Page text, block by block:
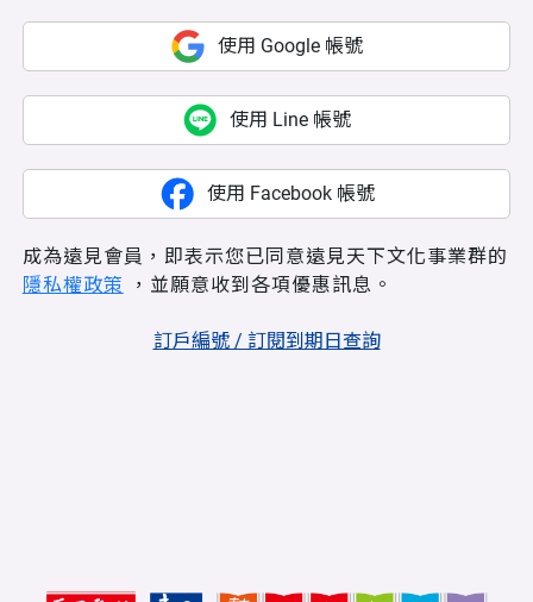
使用 Google 帳號
使用 Line 帳號
使用 Facebook 帳號
成為遠見會員，即表示您已同意遠見天下文化事業群的
隱私權政策 ，並願意收到各項優惠訊息。
訂戶編號 / 訂閱到期日查詢